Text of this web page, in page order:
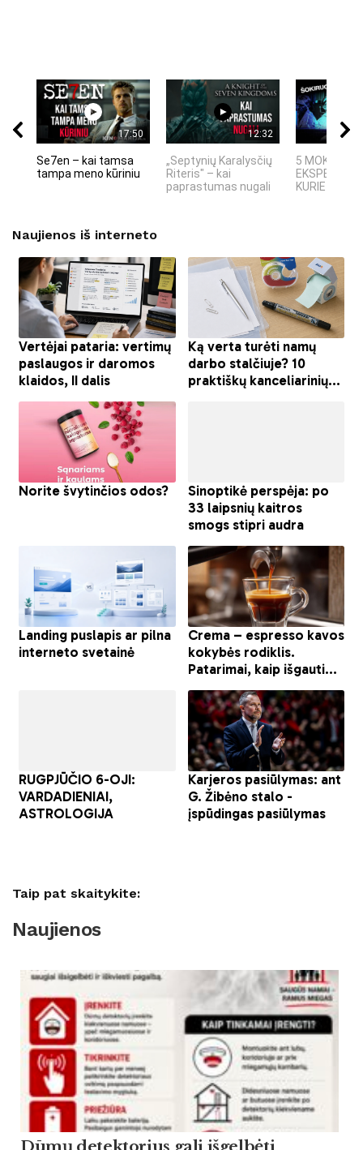
17:50
Se7en – kai tamsa
tampa meno kūriniu
12:32
„Septynių Karalysčių
Riteris" – kai
paprastumas nugali
5 MOKSLINIAI
KURIE
Naujienos iš interneto
Taip pat skaitykite:
Naujienos